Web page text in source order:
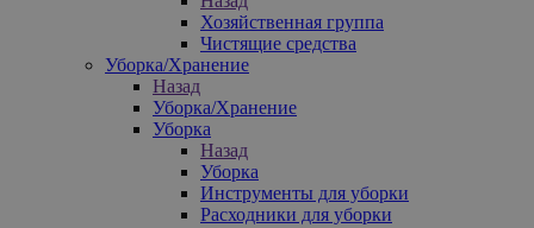
Хозяйственная группа
Чистящие средства
Уборка/Хранение
Назад
Уборка/Хранение
Уборка
Назад
Уборка
Инструменты для уборки
Расходники для уборки